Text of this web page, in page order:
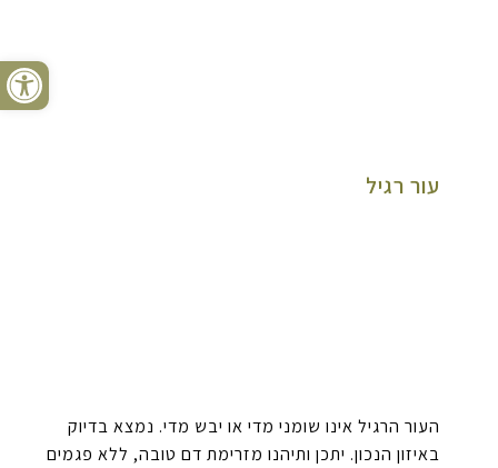
פתח סרגל נגישות
עור רגיל
העור הרגיל אינו שומני מדי או יבש מדי. נמצא בדיוק
באיזון הנכון. יתכן ותיהנו מזרימת דם טובה, ללא פגמים